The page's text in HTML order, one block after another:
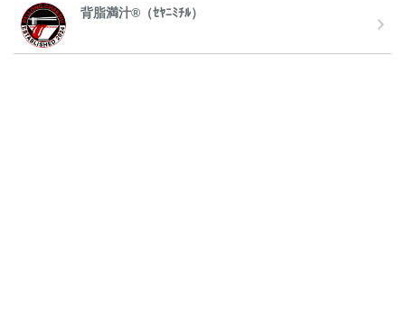
背脂満汁®︎（ｾﾔﾆﾐﾁﾙ）